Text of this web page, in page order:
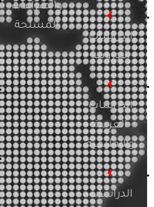
الدراسات
الأوروبية
الدراسات
العربية
والإقليمية
الدراسات
والصراعات
المسلحة